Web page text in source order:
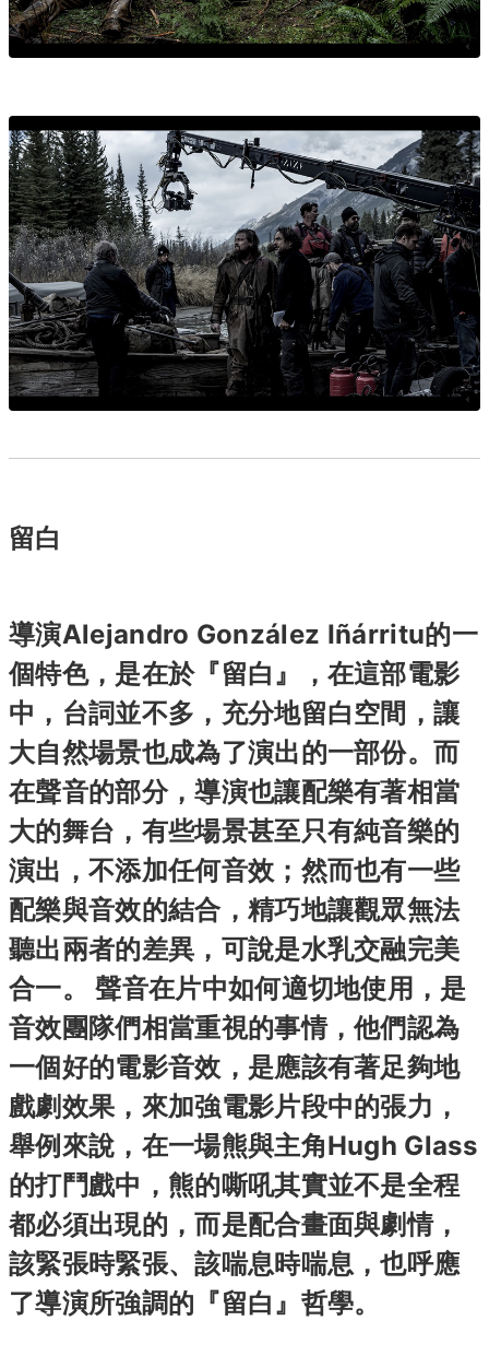
留白
導演Alejandro González Iñárritu的一
個特色，是在於『留白』，在這部電影
中，台詞並不多，充分地留白空間，讓
大自然場景也成為了演出的一部份。而
在聲音的部分，導演也讓配樂有著相當
大的舞台，有些場景甚至只有純音樂的
演出，不添加任何音效；然而也有一些
配樂與音效的結合，精巧地讓觀眾無法
聽出兩者的差異，可說是水乳交融完美
合一。 聲音在片中如何適切地使用，是
音效團隊們相當重視的事情，他們認為
一個好的電影音效，是應該有著足夠地
戲劇效果，來加強電影片段中的張力，
舉例來說，在一場熊與主角Hugh Glass
的打鬥戲中，熊的嘶吼其實並不是全程
都必須出現的，而是配合畫面與劇情，
該緊張時緊張、該喘息時喘息，也呼應
了導演所強調的『留白』哲學。